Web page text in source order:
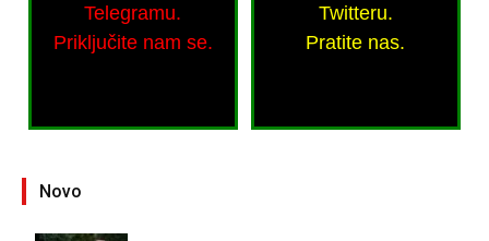
Telegramu.
Priključite nam se.
Twitteru.
Pratite nas.
Novo